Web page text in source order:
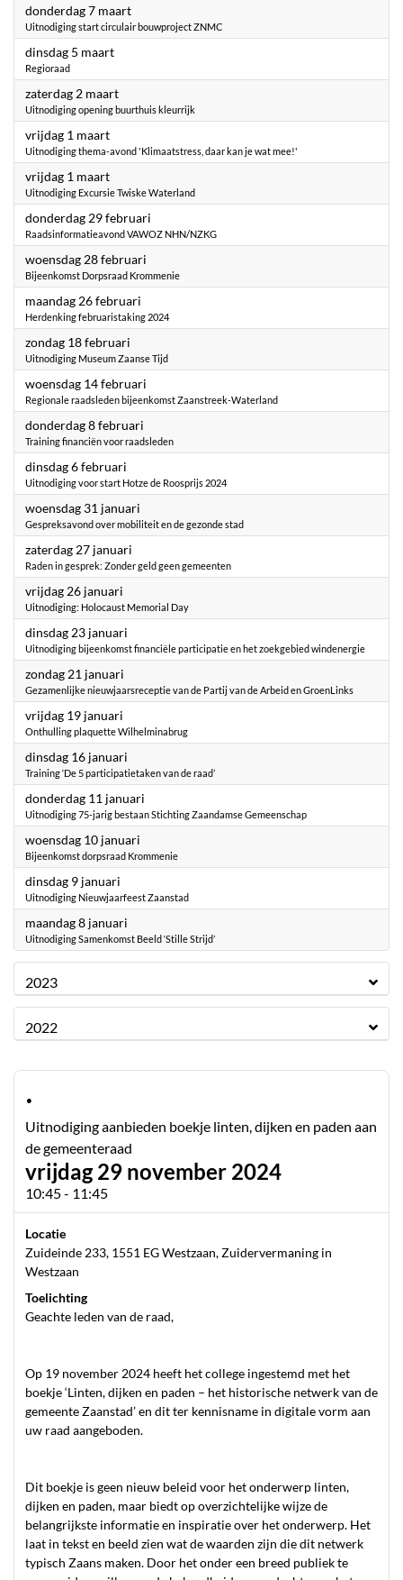
donderdag 7 maart2024
Uitnodiging start circulair bouwproject ZNMC
dinsdag 5 maart2024
Regioraad
zaterdag 2 maart2024
Uitnodiging opening buurthuis kleurrijk
vrijdag 1 maart2024
Uitnodiging thema-avond 'Klimaatstress, daar kan je wat mee!'
vrijdag 1 maart2024
Uitnodiging Excursie Twiske Waterland
donderdag 29 februari
Raadsinformatieavond VAWOZ NHN/NZKG
woensdag 28 februari
Bijeenkomst Dorpsraad Krommenie
maandag 26 februari
Herdenking februaristaking 2024
zondag 18 februari
Uitnodiging Museum Zaanse Tijd
woensdag 14 februari
Regionale raadsleden bijeenkomst Zaanstreek-Waterland
donderdag 8 februari
Training financiën voor raadsleden
dinsdag 6 februari
Uitnodiging voor start Hotze de Roosprijs 2024
woensdag 31 januari
Gespreksavond over mobiliteit en de gezonde stad
zaterdag 27 januari
Raden in gesprek: Zonder geld geen gemeenten
vrijdag 26 januari
Uitnodiging: Holocaust Memorial Day
dinsdag 23 januari
Uitnodiging bijeenkomst financiële participatie en het zoekgebied windenergie
zondag 21 januari
Gezamenlijke nieuwjaarsreceptie van de Partij van de Arbeid en GroenLinks
vrijdag 19 januari
Onthulling plaquette Wilhelminabrug
dinsdag 16 januari
Training ‘De 5 participatietaken van de raad’
donderdag 11 januari
Uitnodiging 75-jarig bestaan Stichting Zaandamse Gemeenschap
woensdag 10 januari
Bijeenkomst dorpsraad Krommenie
dinsdag 9 januari
Uitnodiging Nieuwjaarfeest Zaanstad
maandag 8 januari
Uitnodiging Samenkomst Beeld ‘Stille Strijd’
2023
2022
·
Uitnodiging aanbieden boekje linten, dijken en paden aan
de gemeenteraad
vrijdag 29 november 2024
10:45 - 11:45
Locatie
Zuideinde 233, 1551 EG Westzaan, Zuidervermaning in
Westzaan
Toelichting
Geachte leden van de raad,
Op 19 november 2024 heeft het college ingestemd met het
boekje ‘Linten, dijken en paden – het historische netwerk van de
gemeente Zaanstad’ en dit ter kennisname in digitale vorm aan
uw raad aangeboden.
Dit boekje is geen nieuw beleid voor het onderwerp linten,
dijken en paden, maar biedt op overzichtelijke wijze de
belangrijkste informatie en inspiratie over het onderwerp. Het
laat in tekst en beeld zien wat de waarden zijn die dit netwerk
typisch Zaans maken. Door het onder een breed publiek te